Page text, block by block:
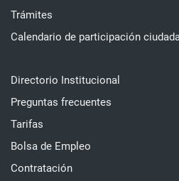
Trámites
Calendario de participación
Directorio Institucional
Preguntas frecuentes
Tarifas
Bolsa de Empleo
Contratación